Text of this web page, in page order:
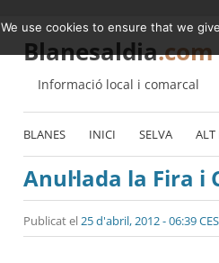
Blanesaldia.com
Informació local i comarcal
BLANES INICI SELVA ALT
Anul·lada la Fira i
Publicat el25 d'abril, 2012 - 06:39
We use cookies to ensure that we